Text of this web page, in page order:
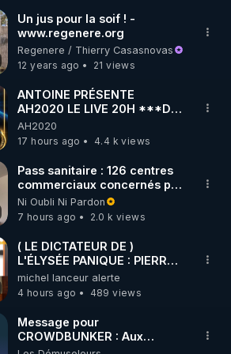
rdlr_thierrycasasnovas/
RGNR (stages,
SUR ODYSEE
sont aussi sur la
PRÉSENTIEL
Un jus pour la soif ! -
www.regenere.org
Regenere / Thierry Casasnovas
12 years ago
21 views
ANTOINE PRÉSENTE
AH2020 LE LIVE 20H ***DU
06/08/2026***
AH2020
17 hours ago
4.4 k views
Pass sanitaire : 126 centres
commerciaux concernés par
l'obligation dans toute la
France
Ni Oubli Ni Pardon
7 hours ago
2.0 k views
( LE DICTATEUR DE )
L'ÉLYSÉE PANIQUE : PIERRE
GUILLAUME MERCADAL
BALANCE TOUT
michel lanceur alerte
4 hours ago
489 views
Message pour
CROWDBUNKER : Aux
développeurs du site,